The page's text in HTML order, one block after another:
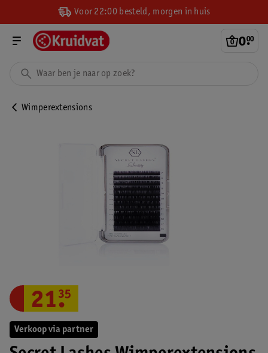
Voor 22:00 besteld, morgen in huis
0.
00
Wimperextensions
Verkoop via partner
21.
35